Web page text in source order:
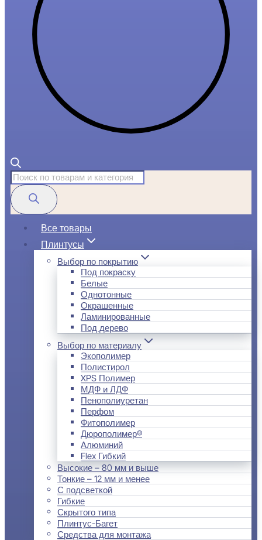
Поиск
товаров
Все товары
Плинтусы
Выбор по покрытию
Под покраску
Белые
Однотонные
Окрашенные
Ламинированные
Под дерево
Выбор по материалу
Экополимер
Полистирол
XPS Полимер
МДФ и ЛДФ
Пенополиуретан
Перфом
Фитополимер
Дюрополимер®
Алюминий
Flex Гибкий
Высокие – 80 мм и выше
Тонкие – 12 мм и менее
С подсветкой
Гибкие
Скрытого типа
Плинтус-Багет
Средства для монтажа